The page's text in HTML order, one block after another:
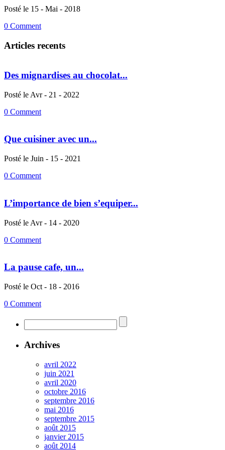
Posté le 15 - Mai - 2018
0 Comment
Articles recents
Des mignardises au chocolat...
Posté le Avr - 21 - 2022
0 Comment
Que cuisiner avec un...
Posté le Juin - 15 - 2021
0 Comment
L’importance de bien s’equiper...
Posté le Avr - 14 - 2020
0 Comment
La pause cafe, un...
Posté le Oct - 18 - 2016
0 Comment
Archives
avril 2022
juin 2021
avril 2020
octobre 2016
septembre 2016
mai 2016
septembre 2015
août 2015
janvier 2015
août 2014